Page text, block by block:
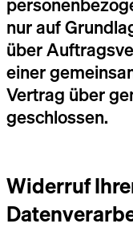
nur auf
über
einer
Vertrag über
geschlossen.
Widerruf